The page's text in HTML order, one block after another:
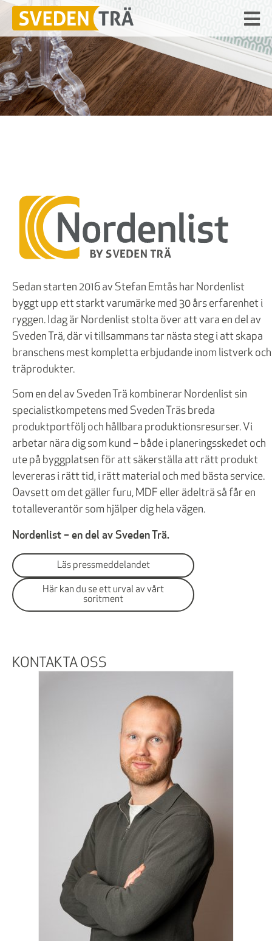
Sedan starten 2016 av Stefan Emtås har Nordenlist
byggt upp ett starkt varumärke med 30 års erfarenhet i
ryggen. Idag är Nordenlist stolta över att vara en del av
Sveden Trä, där vi tillsammans tar nästa steg i att skapa
branschens mest kompletta erbjudande inom listverk och
träprodukter.
Som en del av Sveden Trä kombinerar Nordenlist sin
specialistkompetens med Sveden Träs breda
produktportfölj och hållbara produktionsresurser. Vi
arbetar nära dig som kund – både i planeringsskedet och
ute på byggplatsen för att säkerställa att rätt produkt
levereras i rätt tid, i rätt material och med bästa service.
Oavsett om det gäller furu, MDF eller ädelträ så får en
totalleverantör som hjälper dig hela vägen.
Nordenlist – en del av Sveden Trä.
Läs pressmeddelandet
Här kan du se ett urval av vårt
soritment
KONTAKTA OSS